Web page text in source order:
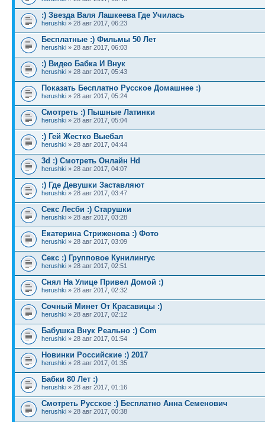
:) Звезда Валя Лашкеева Где Училась
herushki » 28 авг 2017, 06:23
Бесплатные :) Фильмы 50 Лет
herushki » 28 авг 2017, 06:03
:) Видео Бабка И Внук
herushki » 28 авг 2017, 05:43
Показать Бесплатно Русское Домашнее :)
herushki » 28 авг 2017, 05:24
Смотреть :) Пышные Латинки
herushki » 28 авг 2017, 05:04
:) Гей Жестко Выебал
herushki » 28 авг 2017, 04:44
3d :) Смотреть Онлайн Hd
herushki » 28 авг 2017, 04:07
:) Где Девушки Заставляют
herushki » 28 авг 2017, 03:47
Секс Лесби :) Старушки
herushki » 28 авг 2017, 03:28
Екатерина Стриженова :) Фото
herushki » 28 авг 2017, 03:09
Секс :) Групповое Кунилингус
herushki » 28 авг 2017, 02:51
Снял На Улице Привел Домой :)
herushki » 28 авг 2017, 02:32
Сочный Минет От Красавицы :)
herushki » 28 авг 2017, 02:12
Бабушка Внук Реально :) Com
herushki » 28 авг 2017, 01:54
Новинки Российские :) 2017
herushki » 28 авг 2017, 01:35
Бабки 80 Лет :)
herushki » 28 авг 2017, 01:16
Смотреть Русское :) Бесплатно Анна Семенович
herushki » 28 авг 2017, 00:38